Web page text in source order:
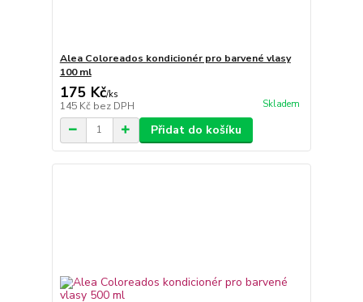
Alea Coloreados kondicionér pro barvené vlasy
100 ml
175 Kč/ks
145 Kč bez DPH Skladem
Přidat do košíku